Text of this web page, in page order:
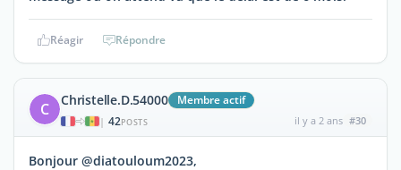
Réagir Répondre
C Christelle.D.54000 Membre actif
| 42POSTS il y a 2 ans #30
Bonjour @diatouloum2023,